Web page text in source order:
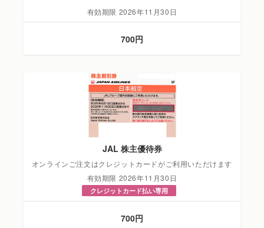
有効期限 2026年11月30日
700円
JAL 株主優待券
オンラインご注文はクレジットカードがご利用いただけます
有効期限 2026年11月30日
クレジットカード払い専用
700円